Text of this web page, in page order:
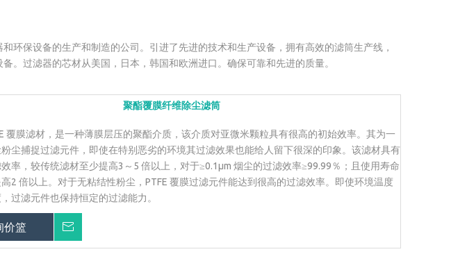
环保设备的生产和制造的公司。引进了先进的技术和生产设备，拥有高效的滤筒生产线，
。过滤器的芯材从美国，日本，韩国和欧洲进口。确保可靠和先进的质量。
聚酯覆膜纤维除尘滤筒
覆膜滤材，是一种薄膜层压的聚酯介质，该介质对亚微米颗粒具有很高的初始效率。其为一
尘捕捉过滤元件，即使在特别恶劣的环境其过滤效果也能给人留下很深的印象。该滤材具有
率，较传统滤材至少提高3～5 倍以上，对于≥0.1μm 烟尘的过滤效率≥99.99％；且使用寿命
2 倍以上。对于无粘结性粉尘，PTFE 覆膜过滤元件能达到很高的过滤效率。即使环境温度
过滤元件也保持恒定的过滤能力。
价篮